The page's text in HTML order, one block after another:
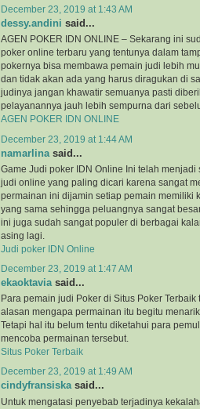
December 23, 2019 at 1:43 AM
dessy.andini said...
AGEN POKER IDN ONLINE – Sekarang ini
poker online terbaru yang tentunya dalam
pokernya bisa membawa pemain judi lebih
dan tidak akan ada yang harus diragukan di
judinya jangan khawatir semuanya pasti
pelayanannya jauh lebih sempurna dari
AGEN POKER IDN ONLINE
December 23, 2019 at 1:44 AM
namarlina said...
Game Judi poker IDN Online Ini telah menjadi
judi online yang paling dicari karena sangat
permainan ini dijamin setiap pemain memiliki
yang sama sehingga peluangnya sangat
ini juga sudah sangat populer di berbagai
asing lagi.
Judi poker IDN Online
December 23, 2019 at 1:47 AM
ekaoktaviasaid...
Para pemain judi Poker di Situs Poker Terbaik
alasan mengapa permainan itu begitu
Tetapi hal itu belum tentu diketahui para
mencoba permainan tersebut.
Situs Poker Terbaik
December 23, 2019 at 1:49 AM
cindyfransiskasaid...
Untuk mengatasi penyebab terjadinya